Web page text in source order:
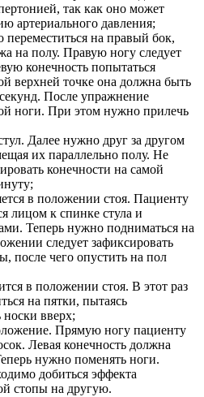
так как оно может
артериального давления;
на правый бок,
на полу. Правую ногу следует
конечность попытаться
верхней точке она должна быть
После упражнение
ноги. При этом нужно прилечь
Далее нужно друг за другом
их параллельно полу. Не
конечности на самой
в положении стоя. Пациенту
лицом к спинке стула и
Теперь нужно подниматься на
следует зафиксировать
после чего опустить на пол
в положении стоя. В этот раз
на пятки, пытаясь
вверх;
Прямую ногу пациенту
Левая конечность должна
нужно поменять ноги.
добиться эффекта
стопы на другую.